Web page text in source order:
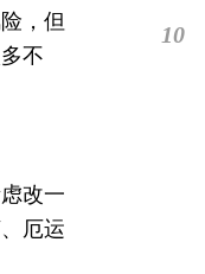
，但
不
改一
厄运
10